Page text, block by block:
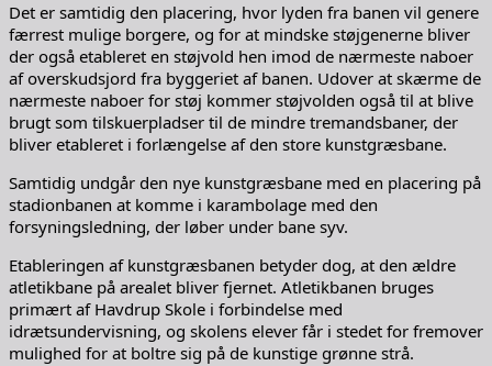
Det er samtidig den placering, hvor lyden fra banen vil genere
færrest mulige borgere, og for at mindske støjgenerne bliver
der også etableret en støjvold hen imod de nærmeste naboer
af overskudsjord fra byggeriet af banen. Udover at skærme de
nærmeste naboer for støj kommer støjvolden også til at blive
brugt som tilskuerpladser til de mindre tremandsbaner, der
bliver etableret i forlængelse af den store kunstgræsbane.
Samtidig undgår den nye kunstgræsbane med en placering på
stadionbanen at komme i karambolage med den
forsyningsledning, der løber under bane syv.
Etableringen af kunstgræsbanen betyder dog, at den ældre
atletikbane på arealet bliver fjernet. Atletikbanen bruges
primært af Havdrup Skole i forbindelse med
idrætsundervisning, og skolens elever får i stedet for fremover
mulighed for at boltre sig på de kunstige grønne strå.